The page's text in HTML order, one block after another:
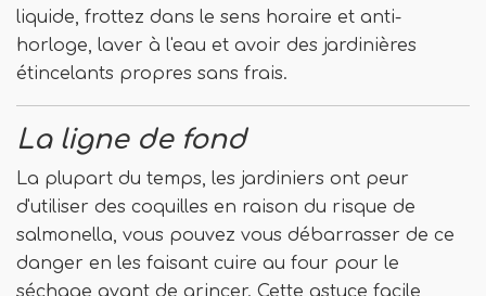
liquide, frottez dans le sens horaire et anti-
horloge, laver à l'eau et avoir des jardinières
étincelants propres sans frais.
La ligne de fond
La plupart du temps, les jardiniers ont peur
d'utiliser des coquilles en raison du risque de
salmonella, vous pouvez vous débarrasser de ce
danger en les faisant cuire au four pour le
séchage avant de grincer. Cette astuce facile